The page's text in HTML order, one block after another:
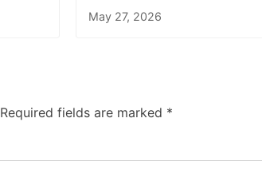
May 27, 2026
Required fields are marked *